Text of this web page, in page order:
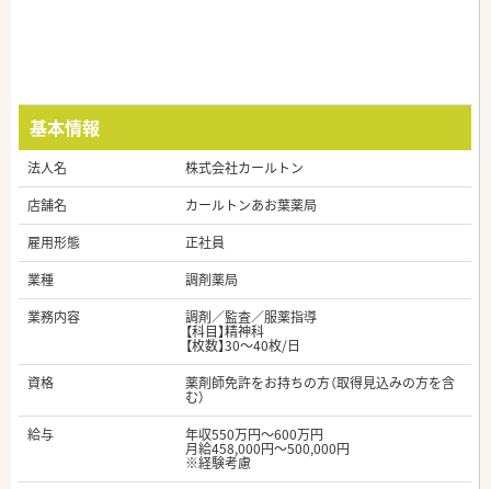
基本情報
法人名
株式会社カールトン
店舗名
カールトンあお葉薬局
雇用形態
正社員
業種
調剤薬局
業務内容
調剤／監査／服薬指導
【科目】精神科
【枚数】30～40枚/日
資格
薬剤師免許をお持ちの方（取得見込みの方を含
む）
給与
年収550万円～600万円
月給458,000円～500,000円
※経験考慮